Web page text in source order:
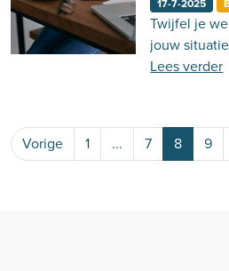
Twijfel je
jouw
Lees verder
Vorige 1 ... 7 8 9